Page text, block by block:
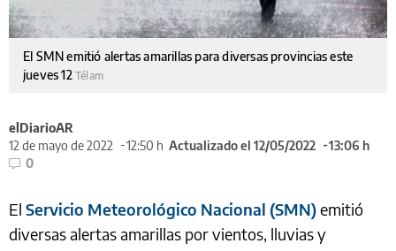
El SMN emitió alertas amarillas para diversas provincias este
jueves 12Télam
elDiarioAR
12 de mayo de 2022
12:50 h Actualizado el 12/05/2022
13:06 h
0
El Servicio Meteorológico Nacional (SMN)emitió
diversas alertas amarillas por vientos, lluvias y